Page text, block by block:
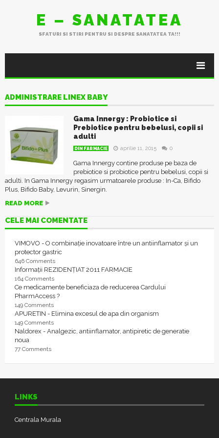
E – SANATATEA
SFATURI SI STIRI PENTRU SI DESPRE SANATATEA TA!!!
ADMINISTRARE LINEX BABY
Gama Innergy : Probiotice si
Prebiotice pentru bebelusi, copii si
adulti
DIN FARMACIE aprilie 11, 2015 0
Gama Innergy contine produse pe baza de
prebiotice si probiotice pentru bebelusi, copii si
adulti. In Gama Innergy regasim urmatoarele produse : In-Ca, Bifido
Plus, Bifido Baby, Levurin, Sinergin.
READ MORE
CELE MAI COMENTATE
VIMOVO - O combinație inovatoare între un antiinflamator și un
protector gastric
646 Comments
Informații REZIDENȚIAT 2011 FARMACIE
164 Comments
Ce medicamente beneficiaza de reducerea Cardului
PharmAccess ?
149 Comments
APURETIN - Elimina excesul de apa din organism
149 Comments
Naldorex - Analgezic, antiinflamator, antipiretic de generatie
noua
77 Comments
LINKS
Centrala Murala